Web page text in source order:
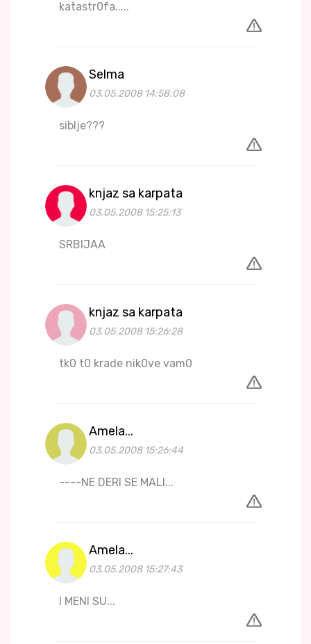
katastr0fa.....
Selma
03.05.2008 14:58:08
siblje???
knjaz sa karpata
03.05.2008 15:25:13
SRBIJAA
knjaz sa karpata
03.05.2008 15:26:28
tk0 t0 krade nik0ve vam0
Amela...
03.05.2008 15:26:44
----NE DERI SE MALI...
Amela...
03.05.2008 15:27:43
I MENI SU...